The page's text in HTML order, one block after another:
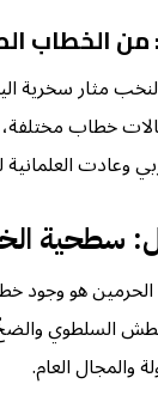
الخطاب
مثار سخرية
خطاب مختلفة،
وعادت
سطحية
هو وجود
السلطوي والضخّ
والمجال العام.